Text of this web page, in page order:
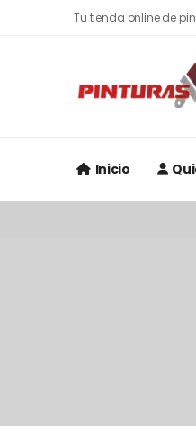
Tu tienda online de
Inicio